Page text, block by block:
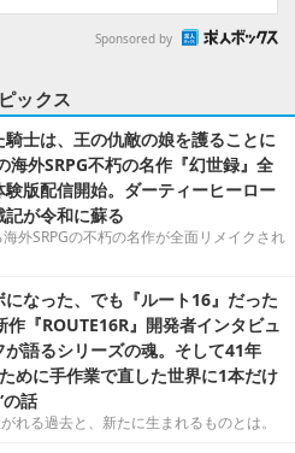
Sponsored by
ックス
士は、王の仇敵の娘を護ることに
外SRPG不朽の名作『幻世録』全
版配信開始。ダーティーヒーロー
が令和に蘇る
外SRPGの不朽の名作が全面リメイクされ
なった、でも『ルート16』だった
『ROUTE16R』開発者インタビュ
が語るシリーズの魂。そして41年
めに手作業で直した世界に1本だけ
の話
れる過去と、新たに生まれるものとは。